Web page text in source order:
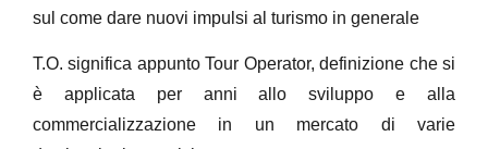
sul come dare nuovi impulsi al turismo in generale
T.O. significa appunto Tour Operator, definizione che si
è applicata per anni allo sviluppo e alla
commercializzazione in un mercato di varie